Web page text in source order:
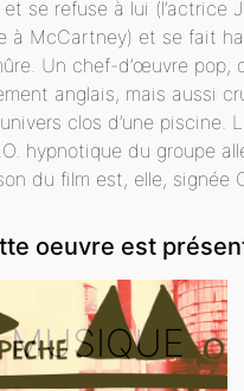
et se refuse à lui (l’actrice
à McCartney) et se fait
Un chef-d’œuvre pop,
anglais, mais aussi
clos d’une piscine.
hypnotique du groupe
du film est, elle, signée
oeuvre est
MUSIQUE